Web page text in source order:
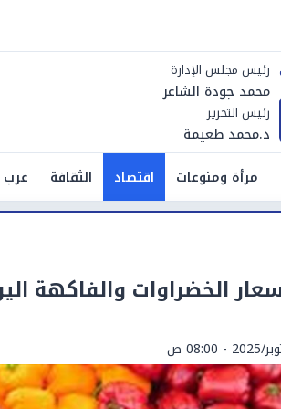
رئيس مجلس الإدارة
محمد جودة الشاعر
رئيس التحرير
د.محمد طعيمة
مرأة ومنوعات اقتصاد الثقافة عرب
الخضراوات والفاكهة